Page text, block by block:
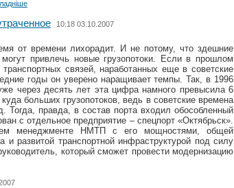
10:18 03.10.2007
от времени лихорадит. И не потому, что здешние
привлечь новые грузопотоки. Если в прошлом
связей, наработанных еще в советские
годы он уверено наращивает темпы. Так, в 1996
через десять лет эта цифра намного превысила 6
больших грузопотоков, ведь в советские времена
правда, в состав порта входил обособленный
с отдельное предприятие – спецпорт «Октябрьск».
менеджменте НМТП с его мощностями, общей
и развитой транспортной инфраструктурой под силу
который сможет провести модернизацию